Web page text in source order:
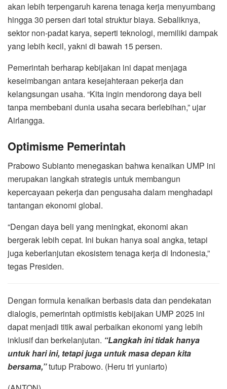
akan lebih terpengaruh karena tenaga kerja menyumbang
hingga 30 persen dari total struktur biaya. Sebaliknya,
sektor non-padat karya, seperti teknologi, memiliki dampak
yang lebih kecil, yakni di bawah 15 persen.
Pemerintah berharap kebijakan ini dapat menjaga
keseimbangan antara kesejahteraan pekerja dan
kelangsungan usaha. “Kita ingin mendorong daya beli
tanpa membebani dunia usaha secara berlebihan,” ujar
Airlangga.
Optimisme Pemerintah
Prabowo Subianto menegaskan bahwa kenaikan UMP ini
merupakan langkah strategis untuk membangun
kepercayaan pekerja dan pengusaha dalam menghadapi
tantangan ekonomi global.
“Dengan daya beli yang meningkat, ekonomi akan
bergerak lebih cepat. Ini bukan hanya soal angka, tetapi
juga keberlanjutan ekosistem tenaga kerja di Indonesia,”
tegas Presiden.
Dengan formula kenaikan berbasis data dan pendekatan
dialogis, pemerintah optimistis kebijakan UMP 2025 ini
dapat menjadi titik awal perbaikan ekonomi yang lebih
inklusif dan berkelanjutan. “Langkah ini tidak hanya
untuk hari ini, tetapi juga untuk masa depan kita
bersama,”tutup Prabowo. (Heru tri yuniarto)